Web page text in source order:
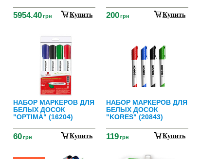
5954.40грн Купить 200грн Купить
НАБОР МАРКЕРОВ ДЛЯ
БЕЛЫХ ДОСОК
"OPTIMA" (16204)
60грн Купить
НАБОР МАРКЕРОВ ДЛЯ
БЕЛЫХ ДОСОК
"KORES" (20843)
119грн Купить